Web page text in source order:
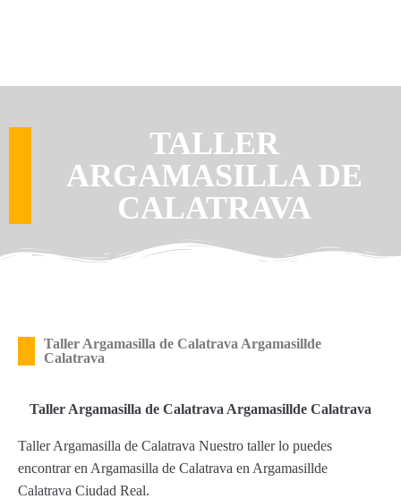
TALLER
ARGAMASILLA DE
CALATRAVA
Taller Argamasilla de Calatrava Argamasillde
Calatrava
Taller Argamasilla de Calatrava Argamasillde Calatrava
Taller Argamasilla de Calatrava Nuestro taller lo puedes
encontrar en Argamasilla de Calatrava en Argamasillde
Calatrava Ciudad Real.